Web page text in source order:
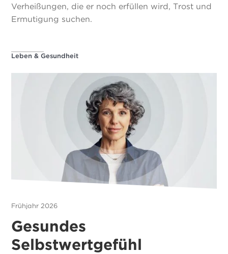
Verheißungen, die er noch erfüllen wird, Trost und
Ermutigung suchen.
Leben & Gesundheit
Frühjahr 2026
Gesundes
Selbstwertgefühl